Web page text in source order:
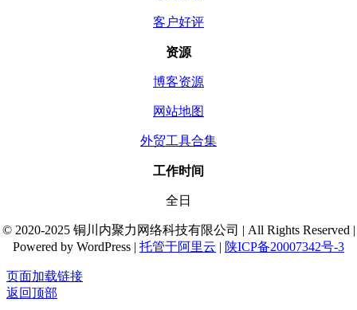
客户好评
资源
博客资源
网站地图
外贸工具合集
工作时间
全日
© 2020-2025 铜川内聚力网络科技有限公司 | All Rights Reserved |
Powered by WordPress | 托管于阿里云 | 陕ICP备20007342号-3
页面加载链接
返回顶部